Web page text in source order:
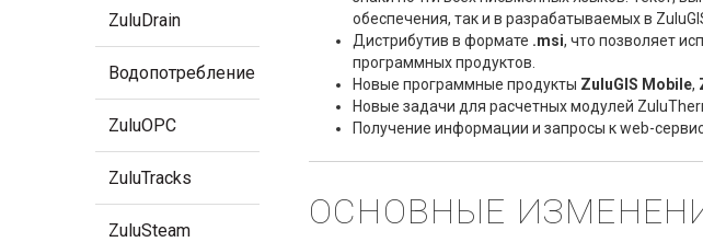
ZuluDrain
Водопотребление
ZuluOPC
ZuluTracks
ZuluSteam
обеспечения, так и в разрабатываемых в
Дистрибутив в формате .msi, что позволяет
программных продуктов.
Новые программные продукты ZuluGIS Mobile,
Новые задачи для расчетных модулей
Получение информации и запросы к web-
ОСНОВНЫЕ